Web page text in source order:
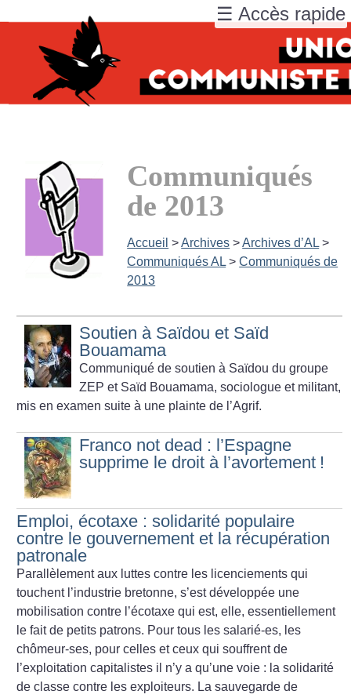
Communiqués
de 2013
Accueil >Archives >Archives d’AL >
Communiqués AL >Communiqués de
2013
Soutien à Saïdou et Saïd
Bouamama
Communiqué de soutien à Saïdou du groupe
ZEP et Saïd Bouamama, sociologue et militant,
mis en examen suite à une plainte de l’Agrif.
Franco not dead : l’Espagne
supprime le droit à l’avortement !
Emploi, écotaxe : solidarité populaire
contre le gouvernement et la récupération
patronale
Parallèlement aux luttes contre les licenciements qui
touchent l’industrie bretonne, s’est développée une
mobilisation contre l’écotaxe qui est, elle, essentiellement
le fait de petits patrons. Pour tous les salarié-es, les
chômeur-ses, pour celles et ceux qui souffrent de
l’exploitation capitalistes il n’y a qu’une voie : la solidarité
de classe contre les exploiteurs. La sauvegarde de
☰ Accès rapide